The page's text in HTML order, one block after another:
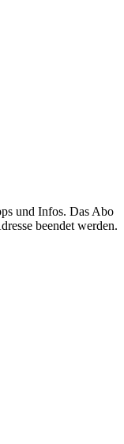
und Infos. Das Abo
beendet werden.